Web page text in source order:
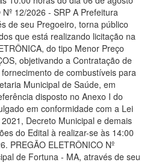
12/2026 - SRP A Prefeitura
de seu Pregoeiro, torna público
que está realizando licitação na
do tipo Menor Preço
objetivando a Contratação de
de combustíveis para
Municipal de Saúde, em
disposto no Anexo I do
em conformidade com a Lei
Decreto Municipal e demais
do Edital à realizar-se às 14:00
PREGÃO ELETRÔNICO Nº
de Fortuna - MA, através de seu